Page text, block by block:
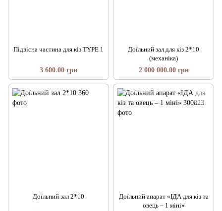
Підвісна частина для кіз TYPE 1
3 600.00 грн
Доїльний зал для кіз 2*10
(механіка)
2 000 000.00 грн
Доїльний зал 2*10
Доїльний апарат «ІДА для кіз та
овець – 1 міні»